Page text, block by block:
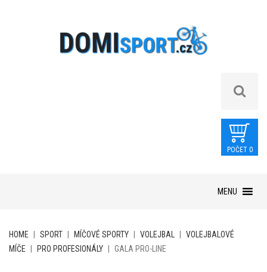
POČET 0
MENU
HOME SPORT MÍČOVÉ SPORTY VOLEJBAL
VOLEJBALOVÉ
MÍČE
PRO PROFESIONÁLY GALA PRO-LINE